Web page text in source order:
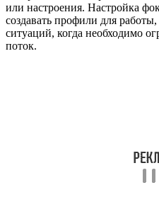
или настроения. Настройка
создавать профили для
ситуаций, когда необходимо
поток.